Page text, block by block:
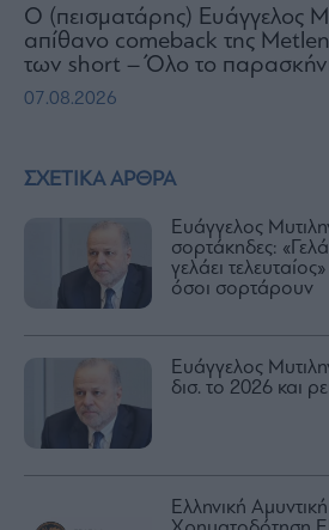
ΣΧΕΤΙΚΑ ΑΡΘΡΑ
Ευάγγελος
σορτάκηδες:
γελάει
όσοι σορτάρουν
Ευάγγελος
δισ. το 2026 και
Ελληνική
Ο (πεισματάρης) Ευάγγελος
απίθανο comeback της Μetlen
των short – Όλο το
07.08.2026